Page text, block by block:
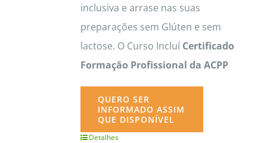
inclusiva e arrase nas suas
preparações sem Glúten e sem
lactose. O Curso Incluí Certificado
Formação Profissional da ACPP
QUERO SER
INFORMADO ASSIM
QUE DISPONÍVEL
Detalhes